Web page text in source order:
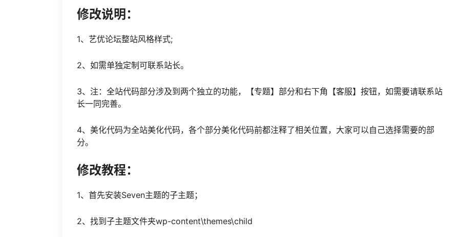
修改说明：
1、艺优论坛整站风格样式;
2、如需单独定制可联系站长。
3、注：全站代码部分涉及到两个独立的功能，【专题】部分和右下角【客服】按钮，如需要请联系站
长一同完善。
4、美化代码为全站美化代码，各个部分美化代码前都注释了相关位置，大家可以自己选择需要的部
分。
修改教程：
1、首先安装Seven主题的子主题；
2、找到子主题文件夹wp-content\themes\child